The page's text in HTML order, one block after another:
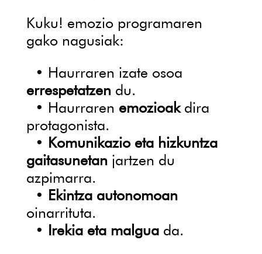
Kuku! emozio programaren
gako nagusiak:
• Haurraren izate osoa
errespetatzendu.
• Haurraren emozioakdira
protagonista.
• Komunikazio eta hizkuntza
gaitasunetanjartzen du
azpimarra.
• Ekintza autonomoan
oinarrituta.
• Irekia eta malguada.